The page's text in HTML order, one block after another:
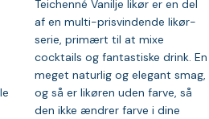
Teichenné Vanilje likør er en del
af en multi-prisvindende likør-
serie, primært til at mixe
cocktails og fantastiske drink. En
meget naturlig og elegant smag,
og så er likøren uden farve, så
den ikke ændrer farve i dine